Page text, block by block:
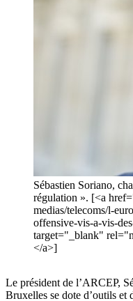
Sébastien Soriano,
régulation ». [<a
medias/telecoms/l-
offensive-vis-a-vis-
target="_blank"
</a>]
Le président de l’ARCEP,
Bruxelles se dote d’outils et